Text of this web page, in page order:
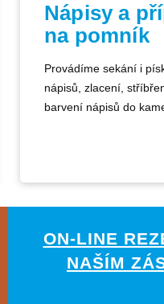
Nápisy a
na pomník
Provádíme sekání i
nápisů, zlacení,
barvení nápisů do
ON-LINE
NAŠÍM